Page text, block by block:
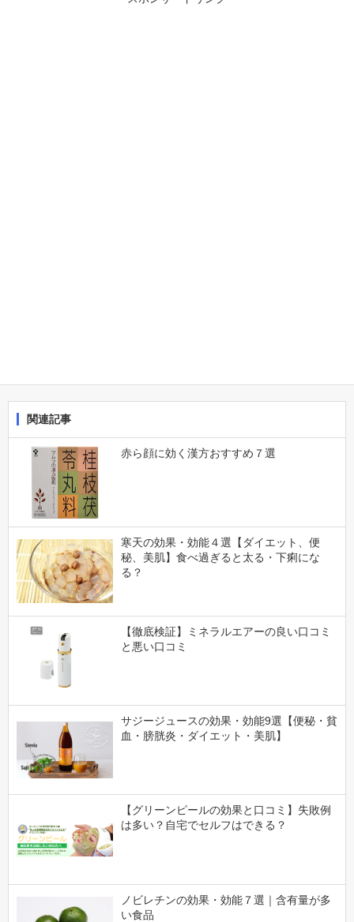
関連記事
赤ら顔に効く漢方おすすめ７選
寒天の効果・効能４選【ダイエット、便
秘、美肌】食べ過ぎると太る・下痢にな
る？
【徹底検証】ミネラルエアーの良い口コミ
と悪い口コミ
サジージュースの効果・効能9選【便秘・貧
血・膀胱炎・ダイエット・美肌】
【グリーンピールの効果と口コミ】失敗例
は多い？自宅でセルフはできる？
ノビレチンの効果・効能７選｜含有量が多
い食品